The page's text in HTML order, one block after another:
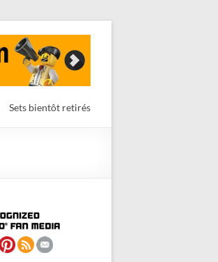
Sets bientôt retirés